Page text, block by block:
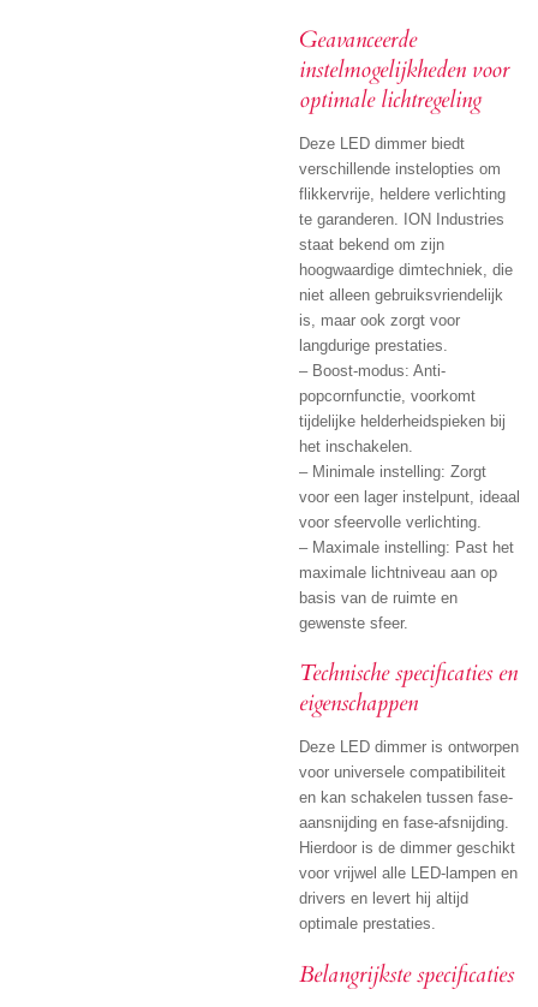
Geavanceerde
instelmogelijkheden voor
optimale lichtregeling
Deze LED dimmer biedt
verschillende instelopties om
flikkervrije, heldere verlichting
te garanderen. ION Industries
staat bekend om zijn
hoogwaardige dimtechniek, die
niet alleen gebruiksvriendelijk
is, maar ook zorgt voor
langdurige prestaties.
– Boost-modus: Anti-
popcornfunctie, voorkomt
tijdelijke helderheidspieken bij
het inschakelen.
– Minimale instelling: Zorgt
voor een lager instelpunt, ideaal
voor sfeervolle verlichting.
– Maximale instelling: Past het
maximale lichtniveau aan op
basis van de ruimte en
gewenste sfeer.
Technische specificaties en
eigenschappen
Deze LED dimmer is ontworpen
voor universele compatibiliteit
en kan schakelen tussen fase-
aansnijding en fase-afsnijding.
Hierdoor is de dimmer geschikt
voor vrijwel alle LED-lampen en
drivers en levert hij altijd
optimale prestaties.
Belangrijkste specificaties